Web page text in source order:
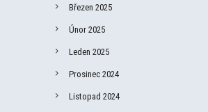
Březen 2025
Únor 2025
Leden 2025
Prosinec 2024
Listopad 2024